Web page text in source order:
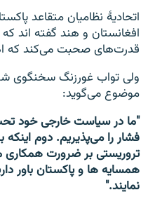
اتحادیۀ نظامیان متقاعد
افغانستان و هند گفته اند
قدرت‌های صحبت می‌کند که
ولی تواب غورزنگ سخنگوی
موضوع می‌گوید:
"ما در سیاست خارجی خود
فشار را می‌پذیریم. دوم
تروریستی بر ضرورت
همسایه ها و پاکستان باور
نمایند."